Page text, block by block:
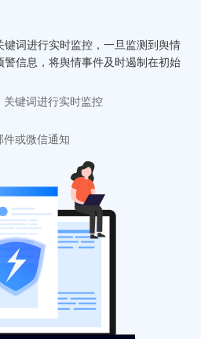
词进行实时监控，一旦监测到舆情
信息，将舆情事件及时遏制在初始
键词进行实时监控
件或微信通知